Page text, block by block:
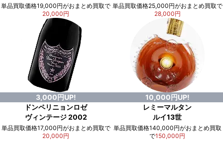
単品買取価格19,000円がおまとめ買取で
20,000円
単品買取価格25,000円がおまとめ買取で
28,000円
3,000円UP!
ドンペリニョンロゼ
ヴィンテージ 2002
単品買取価格17,000円がおまとめ買取で
20,000円
10,000円UP!
レミーマルタン
ルイ13世
単品買取価格140,000円がおまとめ買取
で150,000円